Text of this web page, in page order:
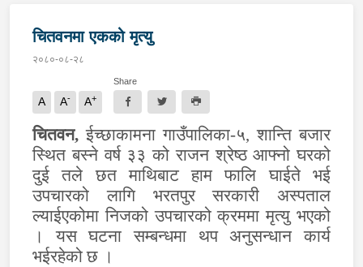
चितवनमा एकको मृत्यु
२०८०-०८-२८
A A- A+
Share
चितवन, ईच्छाकामना गाउँपालिका-५, शान्ति बजार
स्थित बस्ने वर्ष ३३ को राजन श्रेष्ठ आफ्नो घरको
दुई तले छत माथिबाट हाम फालि घाईते भई
उपचारको लागि भरतपुर सरकारी अस्पताल
ल्याईएकोमा निजको उपचारको क्रममा मृत्यु भएको
। यस घटना सम्बन्धमा थप अनुसन्धान कार्य
भईरहेको छ ।